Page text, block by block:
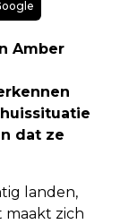
Amber
dat ze
landen,
maakt zich